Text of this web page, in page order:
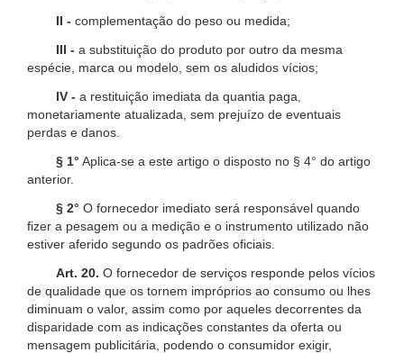
II - complementação do peso ou medida;
III - a substituição do produto por outro da mesma
espécie, marca ou modelo, sem os aludidos vícios;
IV - a restituição imediata da quantia paga,
monetariamente atualizada, sem prejuízo de eventuais
perdas e danos.
§ 1° Aplica-se a este artigo o disposto no § 4° do artigo
anterior.
§ 2° O fornecedor imediato será responsável quando
fizer a pesagem ou a medição e o instrumento utilizado não
estiver aferido segundo os padrões oficiais.
Art. 20. O fornecedor de serviços responde pelos vícios
de qualidade que os tornem impróprios ao consumo ou lhes
diminuam o valor, assim como por aqueles decorrentes da
disparidade com as indicações constantes da oferta ou
mensagem publicitária, podendo o consumidor exigir,